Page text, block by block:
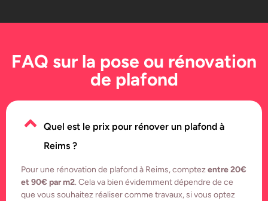
FAQ sur la pose ou rénovation
de plafond
Quel est le prix pour rénover un plafond à
Reims ?
Pour une rénovation de plafond à Reims, comptezentre 20€
et 90€ par m2. Cela va bien évidemment dépendre de ce
que vous souhaitez réaliser comme travaux, si vous optez